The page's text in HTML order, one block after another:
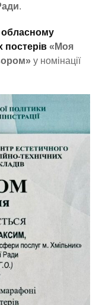
.
обласному
постерів «Моя
у номінації